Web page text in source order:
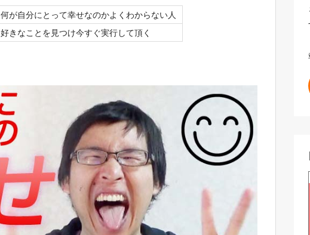
何が自分にとって幸せなのかよくわからない人
好きなことを見つけ今すぐ実行して頂く